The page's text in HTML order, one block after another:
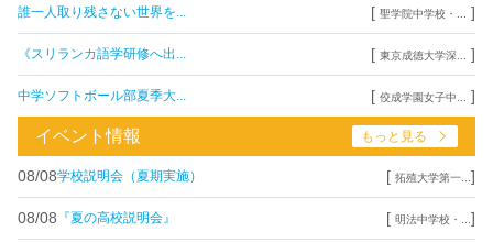
誰一人取り残さない世界を... [ 聖学院中学校・... ]
《スリランカ語学研修へ出... [ 東京成徳大学深... ]
中学ソフトボール部夏季大... [ 佼成学園女子中... ]
イベント情報 もっと見る
08/08学校説明会（夏期実施） [ 拓殖大学第一... ]
08/08 『夏の高校説明会』 [ 明法中学校・... ]